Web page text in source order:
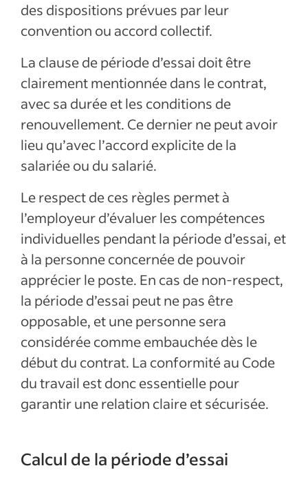
des dispositions prévues par leur
convention ou accord collectif.
La clause de période d’essai doit être
clairement mentionnée dans le contrat,
avec sa durée et les conditions de
renouvellement. Ce dernier ne peut avoir
lieu qu’avec l’accord explicite de la
salariée ou du salarié.
Le respect de ces règles permet à
l’employeur d’évaluer les compétences
individuelles pendant la période d’essai, et
à la personne concernée de pouvoir
apprécier le poste. En cas de non-respect,
la période d’essai peut ne pas être
opposable, et une personne sera
considérée comme embauchée dès le
début du contrat. La conformité au Code
du travail est donc essentielle pour
garantir une relation claire et sécurisée.
Calcul de la période d’essai